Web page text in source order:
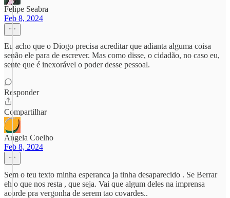
Felipe Seabra
Feb 8, 2024
Eu acho que o Diogo precisa acreditar que adianta alguma coisa
senão ele para de escrever. Mas como disse, o cidadão, no caso eu,
sente que é inexorável o poder desse pessoal.
Responder
Compartilhar
Angela Coelho
Feb 8, 2024
Sem o teu texto minha esperanca ja tinha desaparecido . Se Berrar
eh o que nos resta , que seja. Vai que algum deles na imprensa
acorde pra vergonha de serem tao covardes..